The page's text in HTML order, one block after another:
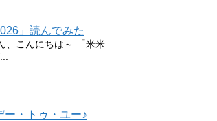
」読んでみた
、こんにちは～ 「米米
ー・トゥ・ユー♪